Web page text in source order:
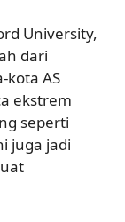
University,
dari
kota AS
ekstrem
seperti
juga jadi